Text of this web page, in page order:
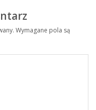
Wymagane pola są